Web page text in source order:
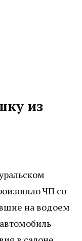
из
ЧП со
на водоем